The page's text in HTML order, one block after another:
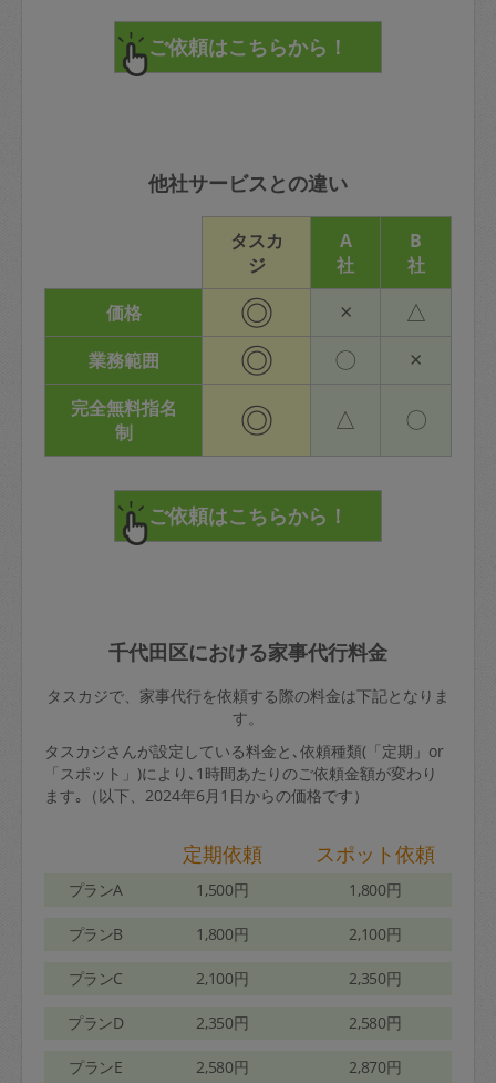
他社サービスとの違い
タスカ
ジ
A
社
B
社
価格
◎ × △
業務範囲 ◎ 〇 ×
完全無料指名
制
◎ △ 〇
千代田区における家事代行料金
タスカジで、家事代行を依頼する際の料金は下記となりま
す。
タスカジさんが設定している料金と､依頼種類(「定期」or
「スポット」)により､1時間あたりのご依頼金額が変わり
ます｡（以下、2024年6月1日からの価格です）
定期依頼 スポット依頼
プランA 1,500円 1,800円
プランB 1,800円 2,100円
プランC 2,100円 2,350円
プランD 2,350円 2,580円
プランE 2,580円 2,870円